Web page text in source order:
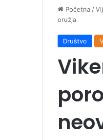
Početna /
oružja
Društvo